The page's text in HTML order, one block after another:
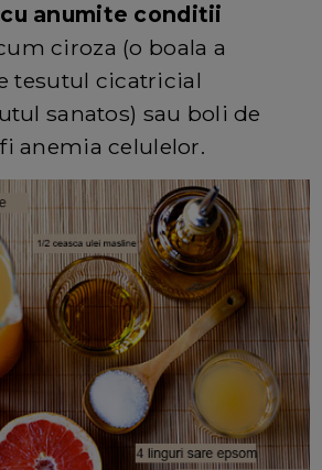
anumite conditii
ciroza (o boala a
tesutul cicatricial
sanatos) sau boli de
anemia celulelor.